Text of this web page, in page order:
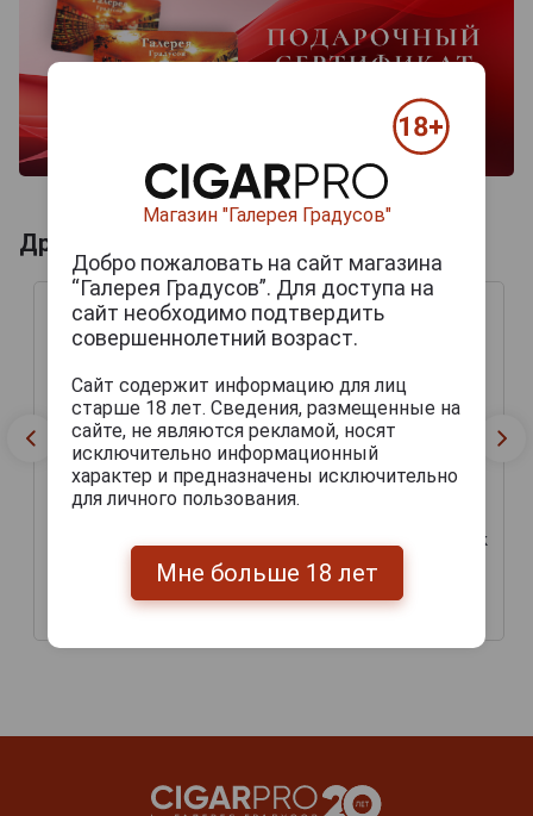
Другие продукты бренда POSTRIZINSKE
Tmavy Lezak Пиво
Пострижинске Лежак
Тмаве 0.5л
Postrizinske Svetly Lezak
Светли Лежак 0.5л
Магазин "Галерея Градусов"
Добро пожаловать на сайт магазина
“Галерея Градусов”. Для доступа на
сайт необходимо подтвердить
совершеннолетний возраст.
Сайт содержит информацию для лиц
старше 18 лет. Сведения, размещенные на
сайте, не являются рекламой, носят
исключительно информационный
характер и предназначены исключительно
для личного пользования.
Мне больше 18 лет